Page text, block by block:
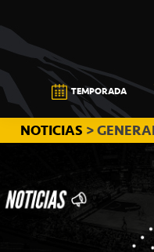
a
la
navegación
principal
al
contenido
principal
a
la
barra
lateral
principal
CB
CANARIAS
TEMPORADA
NOTICIAS >